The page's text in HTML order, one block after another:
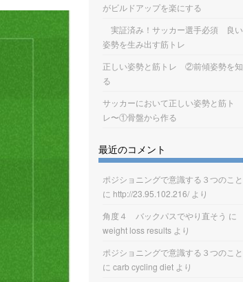
がビルドアップを楽にする
実証済み！サッカー選手必須 良い
姿勢を生み出す筋トレ
正しい姿勢と筋トレ ②前傾姿勢を知
る
サッカーにおいて正しい姿勢と筋ト
レ〜①骨盤から作る
最近のコメント
ポジショニングで意識する３つのこと
に http://23.95.102.216/ より
角度４ バックパスでやり直そう に
weight loss results より
ポジショニングで意識する３つのこと
にcarb cycling diet より